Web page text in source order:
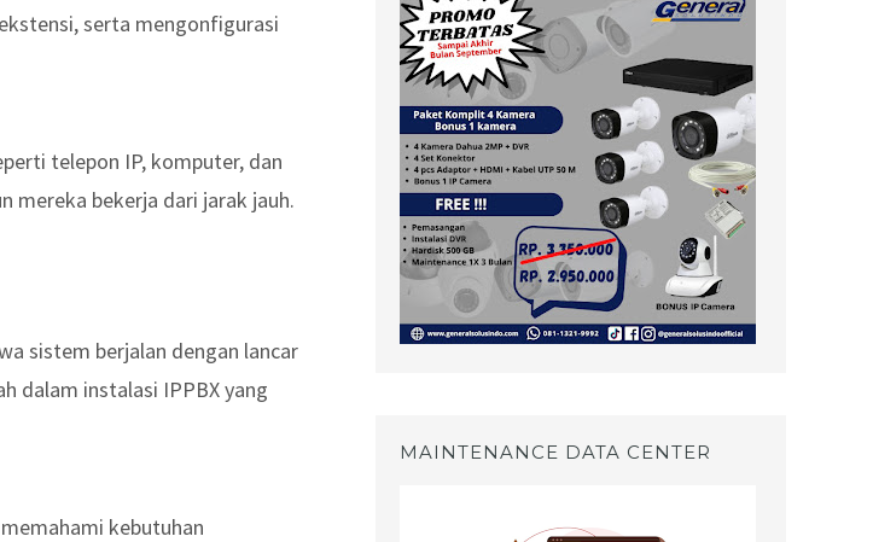
serta mengonfigurasi
telepon IP, komputer, dan
mereka bekerja dari jarak jauh.
sistem berjalan dengan lancar
dalam instalasi IPPBX yang
kebutuhan
MAINTENANCE DATA CENTER